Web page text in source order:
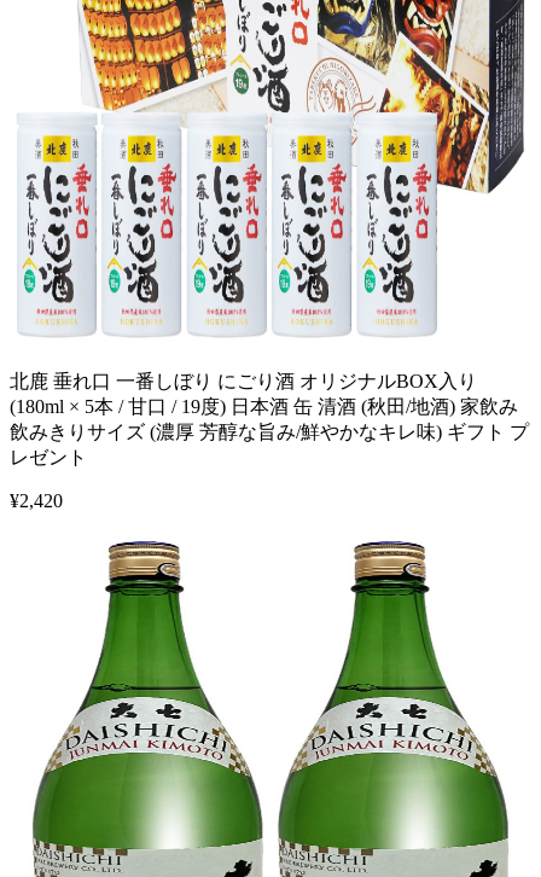
北鹿 垂れ口 一番しぼり にごり酒 オリジナルBOX入り
(180ml × 5本 / 甘口 / 19度) 日本酒 缶 清酒 (秋田/地酒) 家飲み
飲みきりサイズ (濃厚 芳醇な旨み/鮮やかなキレ味) ギフト プ
レゼント
¥2,420